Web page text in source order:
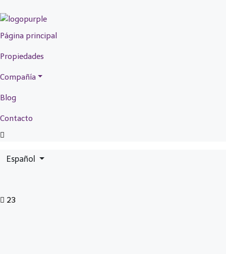
Página principal
Propiedades
Compañía
Blog
Contacto
Español
23